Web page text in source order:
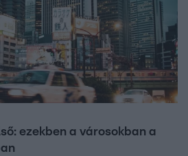
ezekben a városokban a